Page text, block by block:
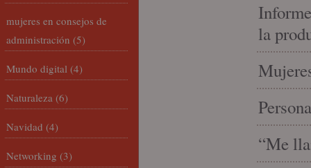
la
“Me
mujeres en consejos de
administración (5)
Mundo digital (4)
Naturaleza (6)
Navidad (4)
Networking (3)